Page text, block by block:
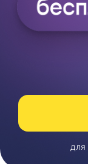
для